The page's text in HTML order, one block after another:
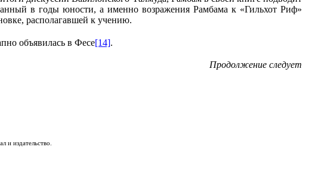
в годы юности, а именно возражения Рамбама к «Гильхот Риф»
располагавшей к учению.
объявилась в Фесе[14].
Продолжение следует
и издательство.